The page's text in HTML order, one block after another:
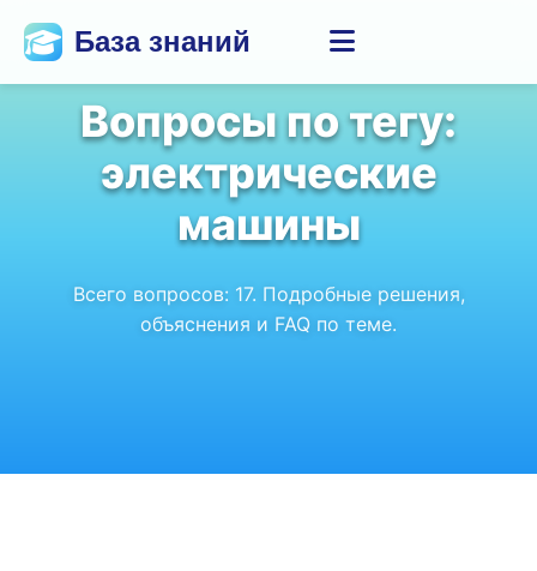
База знаний
Вопросы по тегу:
электрические
машины
Всего вопросов: 17. Подробные решения,
объяснения и FAQ по теме.